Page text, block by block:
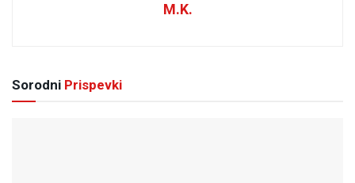
M.K.
Sorodni Prispevki